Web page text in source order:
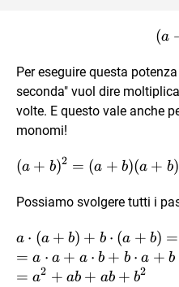
(a
Per eseguire questa
seconda" vuol dire
volte. E questo vale anche
monomi!
(a +
=
(a+b)
(a + b)2 = (a + b)(a + b)
Possiamo svolgere tutti i
a\cdot(a+b)
+
b\cdot(a+b)
a ⋅ (a + b) + b ⋅ (a + b) =
= a ⋅ a + a ⋅ b + b ⋅ a + b
= a2 + ab + ab + b2